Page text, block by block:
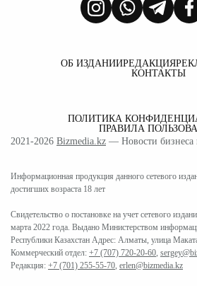
ОБ ИЗДАНИИРЕДАКЦИЯ
КОНТАКТЫ
ПОЛИТИКА
ПРАВИЛА
2021-2026 Bizmedia.kz — Новости бизнеса
Информационная продукция данного сетевого
достигших возраста 18 лет
Свидетельство о постановке на учет сетевого
марта 2022 года. Выдано Министерством
Республики Казахстан Адрес: Алматы, улица
Коммерческий отдел: +7 (707) 720-20-60,
Редакция: +7 (701) 255-55-70, erlen@bizmedia.kz